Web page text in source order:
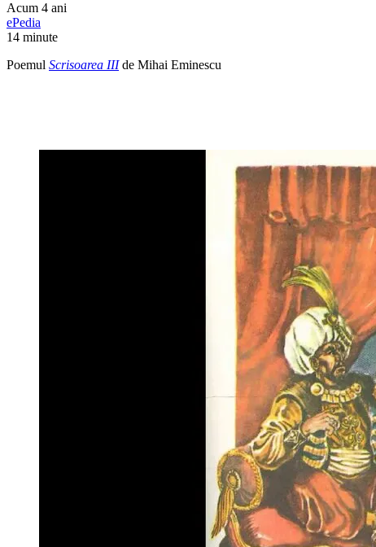
Acum 4 ani
ePedia
14 minute
Poemul Scrisoarea IIIde Mihai Eminescu